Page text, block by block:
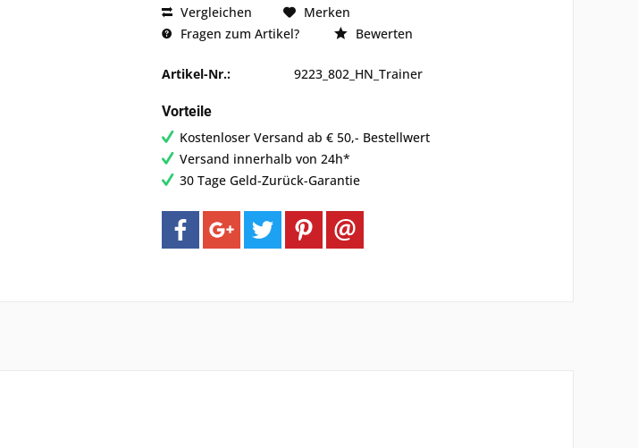
Vergleichen
Merken
Fragen zum Artikel?
Bewerten
Artikel-Nr.: 9223_802_HN_Trainer
Vorteile
Kostenloser Versand ab € 50,- Bestellwert
Versand innerhalb von 24h*
30 Tage Geld-Zurück-Garantie